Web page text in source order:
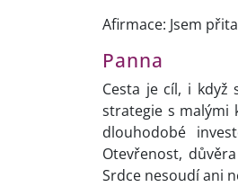
Afirmace: Jsem
Panna
Cesta je cíl, i když
strategie s malými
dlouhodobé
Otevřenost,
Srdce nesoudí ani